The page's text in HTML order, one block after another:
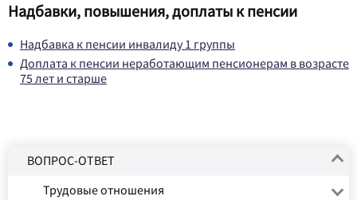
Надбавки, повышения, доплаты к пенсии
Надбавка к пенсии инвалиду 1 группы
Доплата к пенсии неработающим пенсионерам в возрасте
75 лет и старше
ВОПРОС-ОТВЕТ
Трудовые отношения